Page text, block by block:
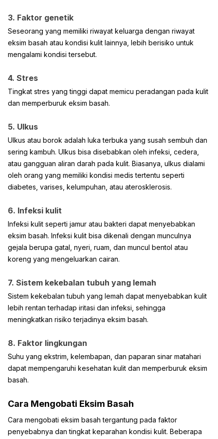
3. Faktor genetik
Seseorang yang memiliki riwayat keluarga dengan riwayat
eksim basah atau kondisi kulit lainnya, lebih berisiko untuk
mengalami kondisi tersebut.
4. Stres
Tingkat stres yang tinggi dapat memicu peradangan pada kulit
dan memperburuk eksim basah.
5. Ulkus
Ulkus atau borok adalah luka terbuka yang susah sembuh dan
sering kambuh. Ulkus bisa disebabkan oleh infeksi, cedera,
atau gangguan aliran darah pada kulit. Biasanya, ulkus dialami
oleh orang yang memiliki kondisi medis tertentu seperti
diabetes, varises, kelumpuhan, atau aterosklerosis.
6. Infeksi kulit
Infeksi kulit seperti jamur atau bakteri dapat menyebabkan
eksim basah. Infeksi kulit bisa dikenali dengan munculnya
gejala berupa gatal, nyeri, ruam, dan muncul bentol atau
koreng yang mengeluarkan cairan.
7. Sistem kekebalan tubuh yang lemah
Sistem kekebalan tubuh yang lemah dapat menyebabkan kulit
lebih rentan terhadap iritasi dan infeksi, sehingga
meningkatkan risiko terjadinya eksim basah.
8. Faktor lingkungan
Suhu yang ekstrim, kelembapan, dan paparan sinar matahari
dapat mempengaruhi kesehatan kulit dan memperburuk eksim
basah.
Cara Mengobati Eksim Basah
Cara mengobati eksim basah tergantung pada faktor
penyebabnya dan tingkat keparahan kondisi kulit. Beberapa